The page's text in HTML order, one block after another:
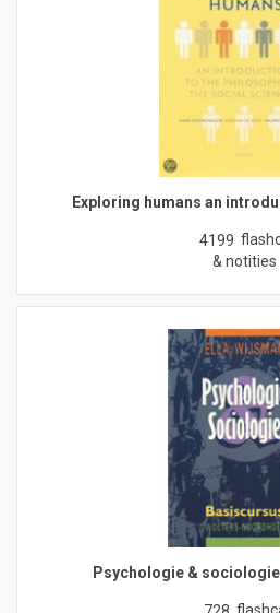
Exploring humans an
4199
& notities
Psychologie &